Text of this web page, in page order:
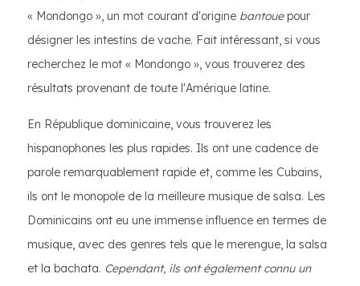
« Mondongo », un mot courant d'origine bantouepour
désigner les intestins de vache. Fait intéressant, si vous
recherchez le mot « Mondongo », vous trouverez des
résultats provenant de toute l'Amérique latine.
En République dominicaine, vous trouverez les
hispanophones les plus rapides. Ils ont une cadence de
parole remarquablement rapide et, comme les Cubains,
ils ont le monopole de la meilleure musique de salsa. Les
Dominicains ont eu une immense influence en termes de
musique, avec des genres tels que le merengue, la salsa
et la bachata. Cependant, ils ont également connu un